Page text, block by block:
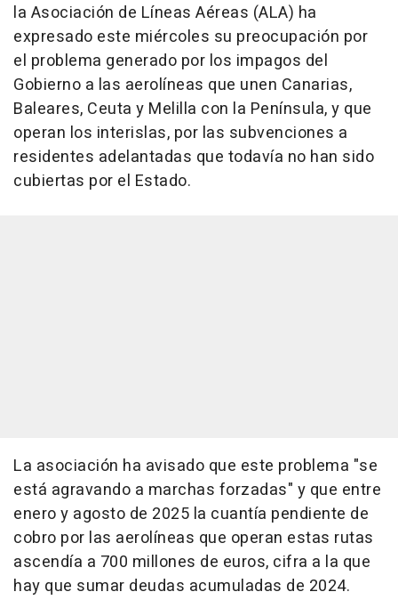
la Asociación de Líneas Aéreas (ALA) ha
expresado este miércoles su preocupación por
el problema generado por los impagos del
Gobierno a las aerolíneas que unen Canarias,
Baleares, Ceuta y Melilla con la Península, y que
operan los interislas, por las subvenciones a
residentes adelantadas que todavía no han sido
cubiertas por el Estado.
La asociación ha avisado que este problema "se
está agravando a marchas forzadas" y que entre
enero y agosto de 2025 la cuantía pendiente de
cobro por las aerolíneas que operan estas rutas
ascendía a 700 millones de euros, cifra a la que
hay que sumar deudas acumuladas de 2024.